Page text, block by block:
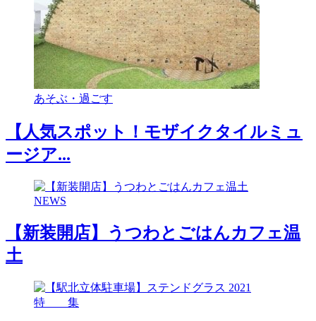
あそぶ・過ごす
【人気スポット！モザイクタイルミュ
ージア...
NEWS
【新装開店】うつわとごはんカフェ温
土
特 集